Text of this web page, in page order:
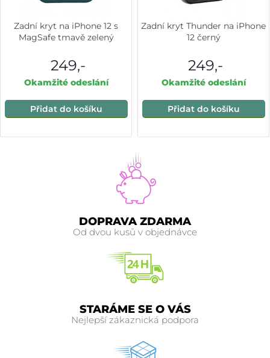
Zadní kryt na iPhone 12 s
MagSafe tmavě zelený
249,-
Okamžité odeslání
Přidat do košíku
Zadní kryt Thunder na iPhone
12 černý
249,-
Okamžité odeslání
Přidat do košíku
DOPRAVA ZDARMA
Od dvou kusů v objednávce
STARÁME SE O VÁS
Nejlepší zákaznická podpora